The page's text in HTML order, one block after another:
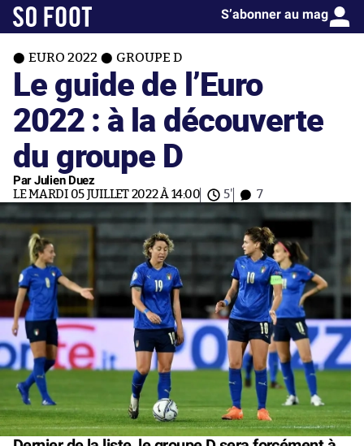
S’abonner au mag
EURO 2022 GROUPE D
Le guide de l’Euro
2022 : à la découverte
du groupe D
Par Julien Duez
LE MARDI 05 JUILLET 2022 À 14:00 5' 7